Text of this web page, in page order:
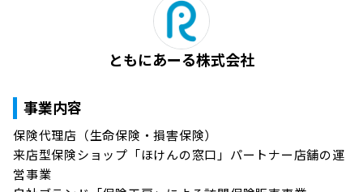
ともにあーる株式会社
事業内容
保険代理店（生命保険・損害保険）
来店型保険ショップ「ほけんの窓口」パートナー店舗の運
営事業